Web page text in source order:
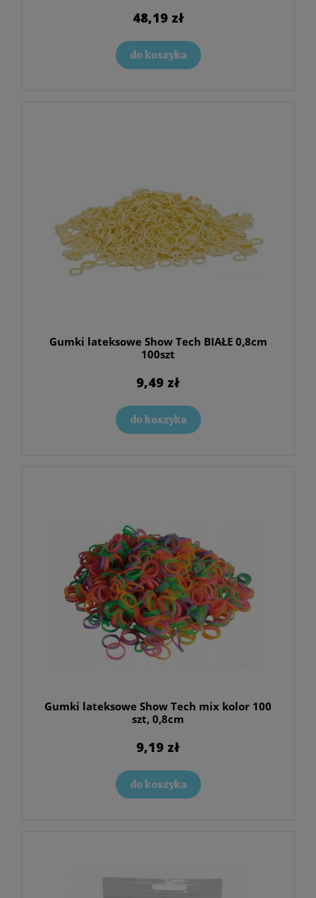
48,19 zł
do koszyka
Gumki lateksowe Show Tech BIAŁE 0,8cm
100szt
9,49 zł
do koszyka
Gumki lateksowe Show Tech mix kolor 100
szt, 0,8cm
9,19 zł
do koszyka